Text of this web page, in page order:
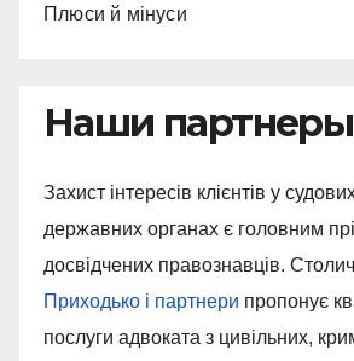
Плюси й мінуси
Наши партнеры
Захист інтересів клієнтів у
державних органах є головним
досвідчених правознавців.
Приходько і партнери пропонує
послуги адвоката з цивільних,